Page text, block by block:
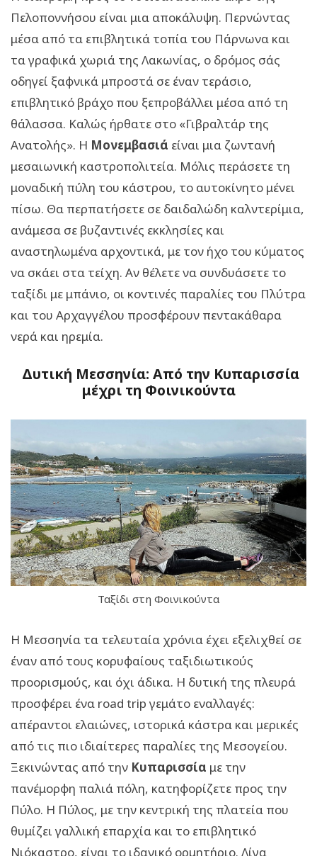
Πελοποννήσου είναι μια αποκάλυψη. Περνώντας
μέσα από τα επιβλητικά τοπία του Πάρνωνα και
τα γραφικά χωριά της Λακωνίας, ο δρόμος σάς
οδηγεί ξαφνικά μπροστά σε έναν τεράσιο,
επιβλητικό βράχο που ξεπροβάλλει μέσα από τη
θάλασσα. Καλώς ήρθατε στο «Γιβραλτάρ της
Ανατολής». Η Μονεμβασιά είναι μια ζωντανή
μεσαιωνική καστροπολιτεία. Μόλις περάσετε τη
μοναδική πύλη του κάστρου, το αυτοκίνητο μένει
πίσω. Θα περπατήσετε σε δαιδαλώδη καλντερίμια,
ανάμεσα σε βυζαντινές εκκλησίες και
αναστηλωμένα αρχοντικά, με τον ήχο του κύματος
να σκάει στα τείχη. Αν θέλετε να συνδυάσετε το
ταξίδι με μπάνιο, οι κοντινές παραλίες του Πλύτρα
και του Αρχαγγέλου προσφέρουν πεντακάθαρα
νερά και ηρεμία.
Δυτική Μεσσηνία: Από την Κυπαρισσία
μέχρι τη Φοινικούντα
Ταξίδι στη Φοινικούντα
Η Μεσσηνία τα τελευταία χρόνια έχει εξελιχθεί σε
έναν από τους κορυφαίους ταξιδιωτικούς
προορισμούς, και όχι άδικα. Η δυτική της πλευρά
προσφέρει ένα road trip γεμάτο εναλλαγές:
απέραντοι ελαιώνες, ιστορικά κάστρα και μερικές
από τις πιο ιδιαίτερες παραλίες της Μεσογείου.
Ξεκινώντας από την Κυπαρισσία με την
πανέμορφη παλιά πόλη, κατηφορίζετε προς την
Πύλο. Η Πύλος, με την κεντρική της πλατεία που
θυμίζει γαλλική επαρχία και το επιβλητικό
Νιόκαστρο, είναι το ιδανικό ορμητήριο. Λίγα